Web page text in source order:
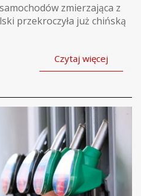
zmierzająca z
przekroczyła już chińską
Czytaj więcej